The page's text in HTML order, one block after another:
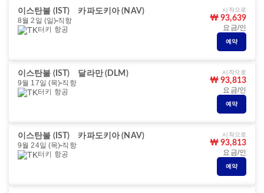
이스탄불 (IST)
카파도키아 (NAV)
8월 2일 (일) 직항
터키 항공
시작으로
₩ 93,639
요금/인
예약
이스탄불 (IST)
달라만 (DLM)
9월 17일 (목) 직항
터키 항공
시작으로
₩ 93,813
요금/인
예약
이스탄불 (IST)
카파도키아 (NAV)
9월 24일 (목) 직항
터키 항공
시작으로
₩ 93,813
요금/인
예약